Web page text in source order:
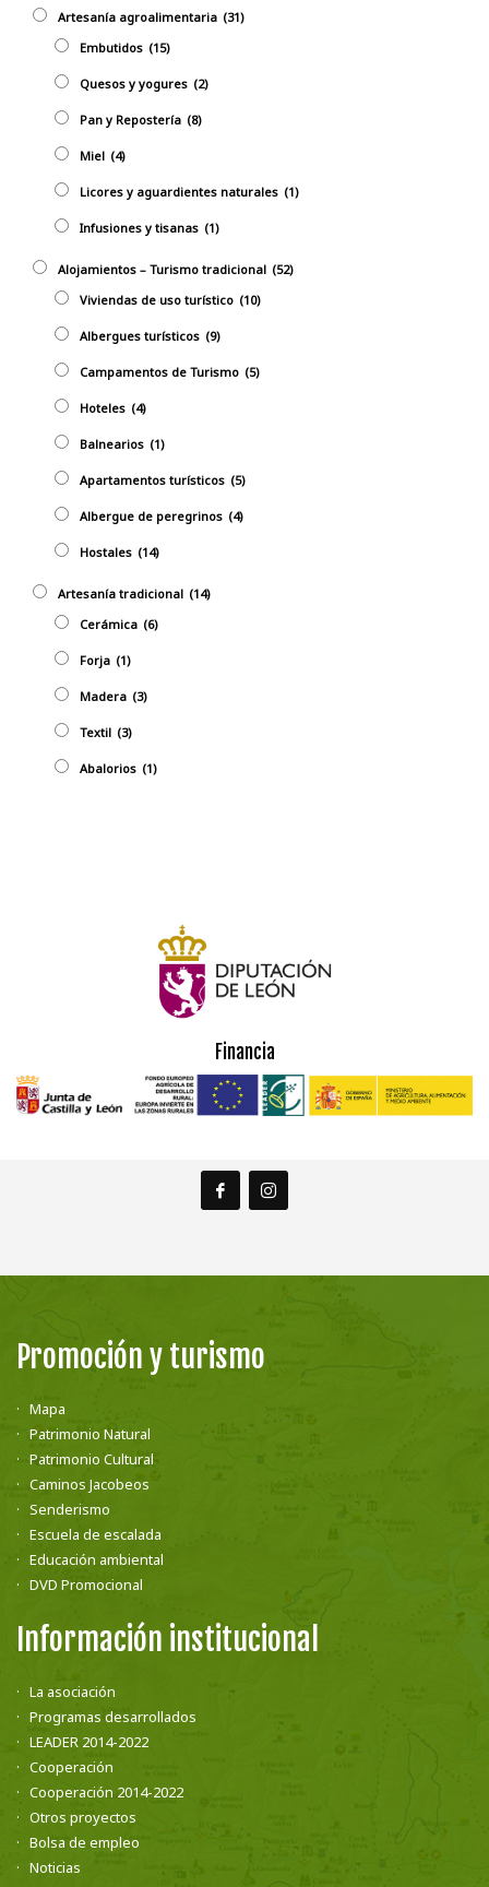
Artesanía agroalimentaria (31)
Embutidos (15)
Quesos y yogures (2)
Pan y Repostería (8)
Miel (4)
Licores y aguardientes naturales (1)
Infusiones y tisanas (1)
Alojamientos – Turismo tradicional (52)
Viviendas de uso turístico (10)
Albergues turísticos (9)
Campamentos de Turismo (5)
Hoteles (4)
Balnearios (1)
Apartamentos turísticos (5)
Albergue de peregrinos (4)
Hostales (14)
Artesaní­a tradicional (14)
Cerámica (6)
Forja (1)
Madera (3)
Textil (3)
Abalorios (1)
Financia
Promoción y turismo
Mapa
Patrimonio Natural
Patrimonio Cultural
Caminos Jacobeos
Senderismo
Escuela de escalada
Educación ambiental
DVD Promocional
Información institucional
La asociación
Programas desarrollados
LEADER 2014-2022
Cooperación
Cooperación 2014-2022
Otros proyectos
Bolsa de empleo
Noticias